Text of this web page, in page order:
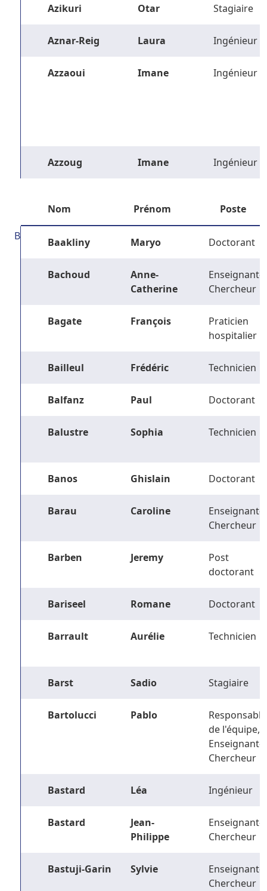
Azikuri Otar Stagiaire
Aznar-Reig Laura Ingénieur
Azzaoui Imane Ingénieur
Azzoug Imane Ingénieur
Nom Prénom Poste
B Baakliny Maryo Doctorant
Bachoud
Anne-
Catherine
Enseignant-
Chercheur
Bagate François
Praticien
hospitalier
Bailleul Frédéric Technicien
Balfanz Paul Doctorant
Balustre Sophia Technicien
Banos Ghislain Doctorant
Barau Caroline
Enseignant-
Chercheur
Barben Jeremy
Post
doctorant
Bariseel Romane Doctorant
Barrault Aurélie Technicien
Barst Sadio Stagiaire
Bartolucci Pablo
Responsable
de l'équipe,
Enseignant-
Chercheur
Bastard Léa Ingénieur
Bastard
Jean-
Philippe
Enseignant-
Chercheur
Bastuji-Garin Sylvie
Enseignant-
Chercheur